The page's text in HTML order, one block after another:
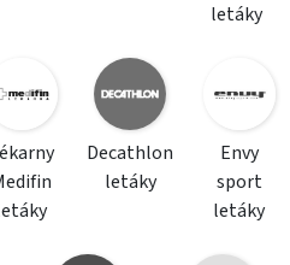
letáky
Decathlon
letáky
Envy
sport
letáky